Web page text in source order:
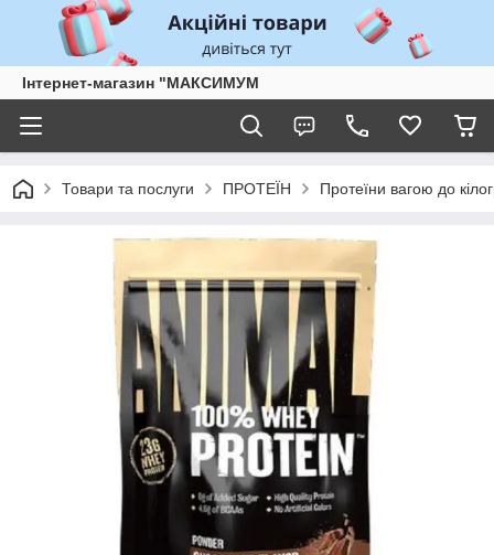
Інтернет-магазин "МАКСИМУМ
Товари та послуги ПРОТЕЇН Протеїни вагою до